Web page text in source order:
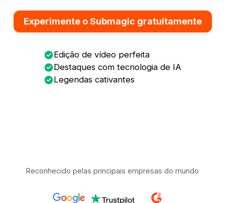
Experimente o Submagic gratuitamente
Edição de vídeo perfeita
Destaques com tecnologia de IA
Legendas cativantes
Reconhecido pelas principais empresas do mundo